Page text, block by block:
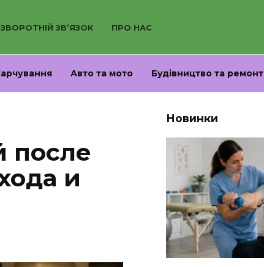
ЗВОРОТНІЙ ЗВ’ЯЗОК ПРО НАС
Авто та мото Будівництво та ремонт
после
и
Новинки